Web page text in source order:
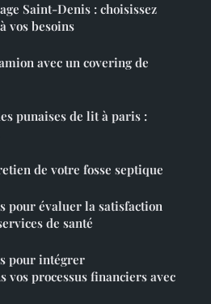
Saint-Denis : choisissez
vos besoins
avec un covering de
punaises de lit à paris :
de votre fosse septique
pour évaluer la satisfaction
de santé
pour intégrer
vos processus financiers avec